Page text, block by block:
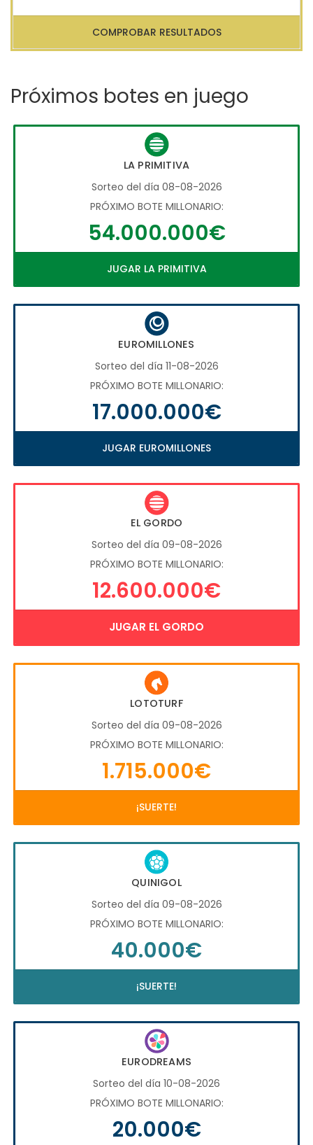
COMPROBAR RESULTADOS
Próximos botes en juego
LA PRIMITIVA
Sorteo del día 08-08-2026
PRÓXIMO BOTE MILLONARIO:
54.000.000€
JUGAR LA PRIMITIVA
EUROMILLONES
Sorteo del día 11-08-2026
PRÓXIMO BOTE MILLONARIO:
17.000.000€
JUGAR EUROMILLONES
EL GORDO
Sorteo del día 09-08-2026
PRÓXIMO BOTE MILLONARIO:
12.600.000€
JUGAR EL GORDO
LOTOTURF
Sorteo del día 09-08-2026
PRÓXIMO BOTE MILLONARIO:
1.715.000€
¡SUERTE!
QUINIGOL
Sorteo del día 09-08-2026
PRÓXIMO BOTE MILLONARIO:
40.000€
¡SUERTE!
EURODREAMS
Sorteo del día 10-08-2026
PRÓXIMO BOTE MILLONARIO:
20.000€